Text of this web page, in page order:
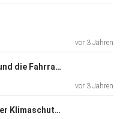
vor 3 Jahren
#13 Anton Scholtalbers und die Fahrradfahrer
vor 3 Jahren
#12 Tjarko Tjaden und der Klimaschutz-Gulfhof